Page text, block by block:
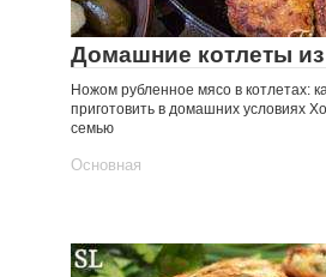
Домашние котлеты
Ножом рубленное мясо в котлетах:
приготовить в домашних условиях
семью
Основная